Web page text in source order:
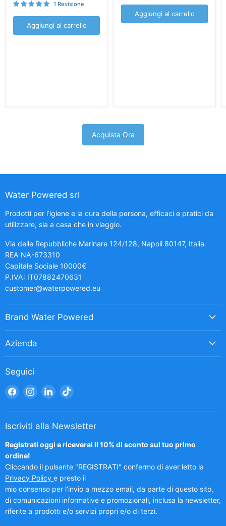
1 Revisione
Aggiungi al carrello
Aggiungi al carrello
Acquista Ora
Water Powered srl
Prodotti per l’igiene e la cura della persona, efficaci e pratici da
utilizzare, sia a casa che in viaggio.
Via delle Repubbliche Marinare 124/128, Napoli 80147, Italia.
REA NA-673310
Capitale Sociale 10000€
P.IVA: IT07882470631
customer@waterpowered.eu
Brand Water Powered
Azienda
Seguici
Trovaci
Facebook
Trovaci
Instagram
Trovaci
LinkedIn
Trovaci
TikTok
Iscriviti alla Newsletter
Registrati oggi e riceverai il 10% di sconto sul tuo primo
ordine!
Cliccando il pulsante "REGISTRATI" confermo di aver letto la
Privacy Policy e presto il
mio consenso per l’invio a mezzo email, da parte di questo sito,
di comunicazioni informative e promozionali, inclusa la newsletter,
riferite a prodotti e/o servizi propri e/o di terzi.